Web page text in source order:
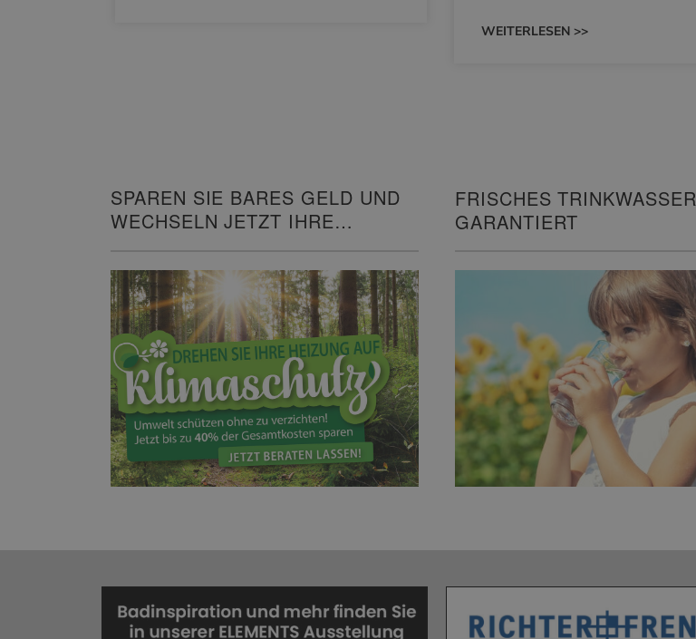
WEITERLESEN >>
SPAREN SIE BARES GELD UND
WECHSELN JETZT IHRE
FRISCHES TRINKWASSER
GARANTIERT